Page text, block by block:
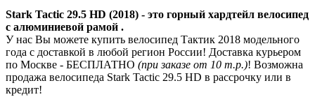
Stark Tactic 29.5 HD (2018) - это горный хардтейл велосипед
с алюминиевой рамой .
У нас Вы можете купить велосипед Тактик 2018 модельного
года с доставкой в любой регион России! Доставка курьером
по Москве - БЕСПЛАТНО (при заказе от 10 т.р.)! Возможна
продажа велосипеда Stark Tactic 29.5 HD в рассрочку или в
кредит!